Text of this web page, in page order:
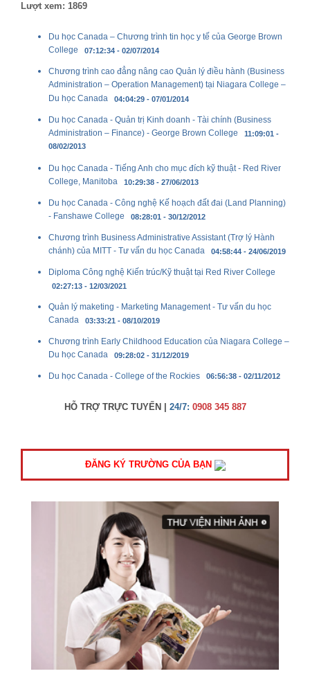
Lượt xem: 1869
Du học Canada – Chương trình tin học y tế của George Brown
College 07:12:34 - 02/07/2014
Chương trình cao đẳng nâng cao Quản lý điều hành (Business
Administration – Operation Management) tại Niagara College –
Du học Canada
04:04:29 - 07/01/2014
Du học Canada - Quản trị Kinh doanh - Tài chính (Business
Administration – Finance) - George Brown College 11:09:01 -
08/02/2013
Du học Canada - Tiếng Anh cho mục đích kỹ thuật - Red River
College, Manitoba 10:29:38 - 27/06/2013
Du học Canada - Công nghệ Kế hoạch đất đai (Land Planning)
- Fanshawe College 08:28:01 - 30/12/2012
Chương trình Business Administrative Assistant (Trợ lý Hành
chánh) của MITT - Tư vấn du học Canada 04:58:44 - 24/06/2019
Diploma Công nghệ Kiến trúc/Kỹ thuật tại Red River College
02:27:13 - 12/03/2021
Quản lý maketing - Marketing Management - Tư vấn du học
Canada 03:33:21 - 08/10/2019
Chương trình Early Childhood Education của Niagara College –
Du học Canada 09:28:02 - 31/12/2019
Du học Canada - College of the Rockies 06:56:38 - 02/11/2012
HỖ TRỢ TRỰC TUYẾN | 24/7: 0908 345 887
ĐĂNG KÝ TRƯỜNG CỦA BẠN